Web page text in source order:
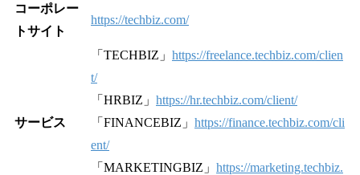
コーポレー
トサイト
https://techbiz.com/
サービス
「TECHBIZ」 https://freelance.techbiz.com/clien
t/
「HRBIZ」 https://hr.techbiz.com/client/
「FINANCEBIZ」 https://finance.techbiz.com/cli
ent/
「MARKETINGBIZ」 https://marketing.techbiz.